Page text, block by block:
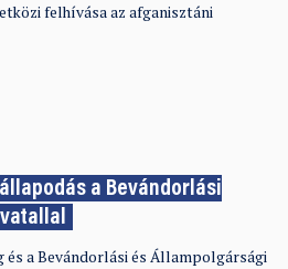
felhívása az afganisztáni
a Bevándorlási
a Bevándorlási és Állampolgársági